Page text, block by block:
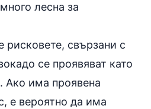
лесна за
рисковете, свързани с
се проявяват като
Ако има проявена
е вероятно да има